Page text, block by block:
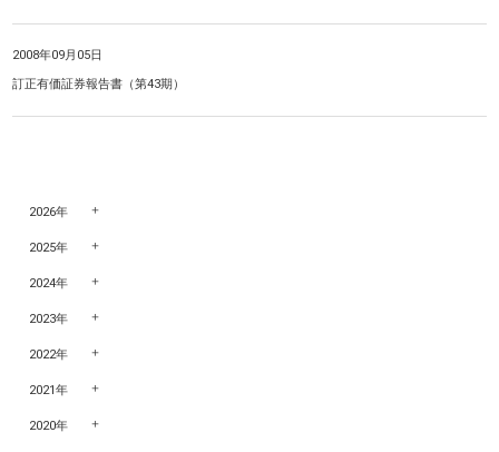
2008年09月05日
訂正有価証券報告書（第43期）
2026年
2025年
2024年
2023年
2022年
2021年
2020年